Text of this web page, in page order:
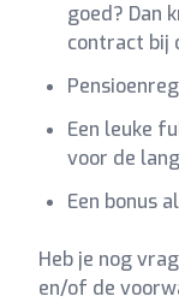
goed? Dan
contract bij
Een leuke
voor de
Een bonus
Heb je nog
en/of de